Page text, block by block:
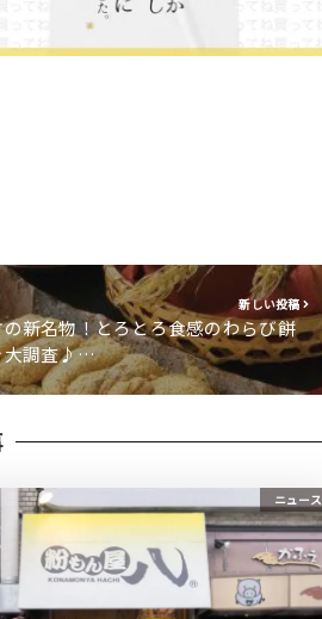
新しい投稿
新名物！とろとろ食感のわらび餅
大調査♪…
ニュース